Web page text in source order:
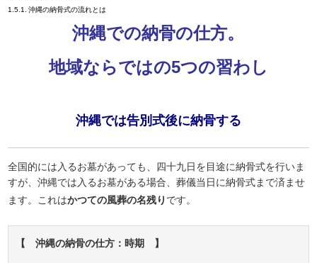
沖縄の納骨式の流れとは
沖縄での納骨の仕方。
地域ならではの5つの習わし
沖縄では告別式後に納骨する
全国的には入るお墓があっても、四十九日を目途に納骨式を行いま
すが、沖縄では入るお墓がある場合、葬儀当日に納骨式まで済ませ
ます。これはかつての風葬の名残り です。
【 沖縄の納骨の仕方：時期 】